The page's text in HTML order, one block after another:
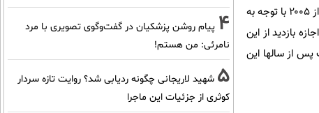
پیش از این ایران دو بار اجازه بازرسی و بازدید از سایت نظامی پارچین را به آژانس داده است، اما در سالهای بعد از ۲۰۰۵ با توجه به
بازدید از این
از سالها این
4 پیام روشن پزشکیان در گفت‌و‌گوی تصویری با مرد
نامرئی: من هستم!
5 شهید لاریجانی چگونه ردیابی شد؟ روایت تازه سردار
کوثری از جزئیات این ماجرا